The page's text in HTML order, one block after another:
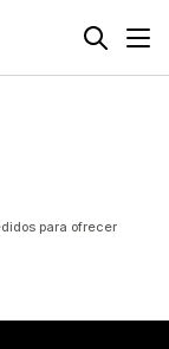
para ofrecer